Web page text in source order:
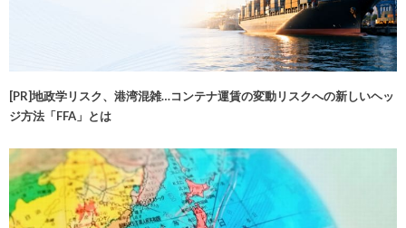
[PR]地政学リスク、港湾混雑…コンテナ運賃の変動リスクへの新しいヘッ
ジ方法「FFA」とは